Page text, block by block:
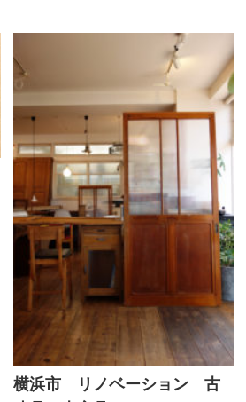
横浜市 リノベーション 古